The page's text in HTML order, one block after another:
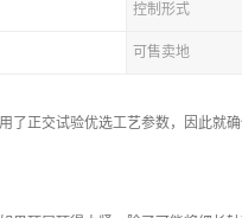
控制形式
可售卖地
了正交试验优选工艺参数，因此就